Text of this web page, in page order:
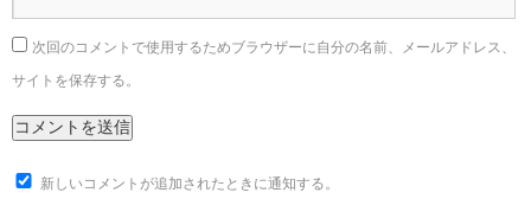
次回のコメントで使用するためブラウザーに自分の名前、メールアドレス、
サイトを保存する。
新しいコメントが追加されたときに通知する。